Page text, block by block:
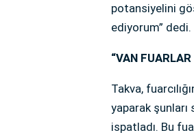
potansiyelini
ediyorum” dedi.
“VAN
Takva,
yaparak şunları
ispatladı. Bu